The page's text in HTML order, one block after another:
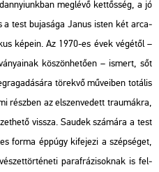
meg­lé­vő ket­tős­ség, a jó
a test bu­ja­sá­ga Janus isten két ar­ca­
ké­pe­in. Az 1970-es évek vé­gé­től –
kö­szön­he­tő­en – is­mert, sőt
tö­rek­vő mű­ve­i­ben to­tá­lis
rész­ben az el­szen­ve­dett trau­mák­ra,
vissza. Sa­udek szá­má­ra a test
forma épp­úgy ki­fe­je­zi a szép­sé­get,
pa­ra­frá­zi­sok­nak is fel­